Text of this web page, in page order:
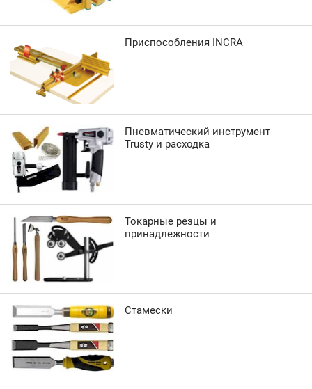
Приспособления INCRA
Пневматический инструмент
Trusty и расходка
Токарные резцы и
принадлежности
Стамески